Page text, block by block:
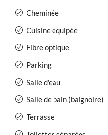
Cheminée
Cuisine équipée
Fibre optique
Parking
Salle d'eau
Salle de bain (baignoire)
Terrasse